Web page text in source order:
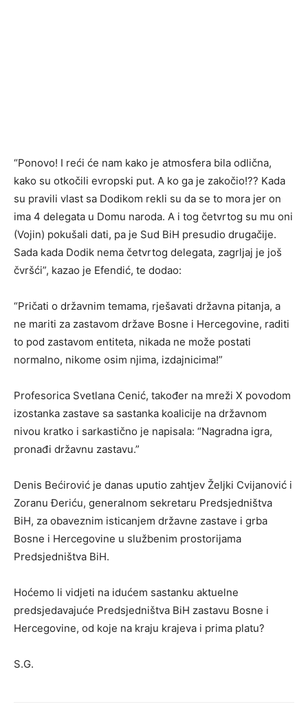
“Ponovo! I reći će nam kako je atmosfera bila odlična,
kako su otkočili evropski put. A ko ga je zakočio!?? Kada
su pravili vlast sa Dodikom rekli su da se to mora jer on
ima 4 delegata u Domu naroda. A i tog četvrtog su mu oni
(Vojin) pokušali dati, pa je Sud BiH presudio drugačije.
Sada kada Dodik nema četvrtog delegata, zagrljaj je još
čvršći”, kazao je Efendić, te dodao:
“Pričati o državnim temama, rješavati državna pitanja, a
ne mariti za zastavom države Bosne i Hercegovine, raditi
to pod zastavom entiteta, nikada ne može postati
normalno, nikome osim njima, izdajnicima!”
Profesorica Svetlana Cenić, također na mreži X povodom
izostanka zastave sa sastanka koalicije na državnom
nivou kratko i sarkastično je napisala: “Nagradna igra,
pronađi državnu zastavu.”
Denis Bećirović je danas uputio zahtjev Željki Cvijanović i
Zoranu Đeriću, generalnom sekretaru Predsjedništva
BiH, za obaveznim isticanjem državne zastave i grba
Bosne i Hercegovine u službenim prostorijama
Predsjedništva BiH.
Hoćemo li vidjeti na idućem sastanku aktuelne
predsjedavajuće Predsjedništva BiH zastavu Bosne i
Hercegovine, od koje na kraju krajeva i prima platu?
S.G.